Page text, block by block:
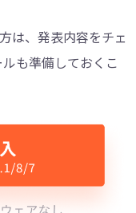
は、発表内容をチェ
も準備しておくこ